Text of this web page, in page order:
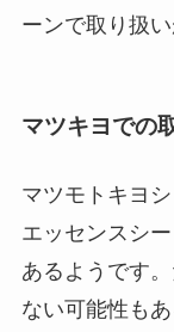
ーンで取り扱
マツキヨでの
マツモトキヨ
エッセンスシ
あるようです
ない可能性も